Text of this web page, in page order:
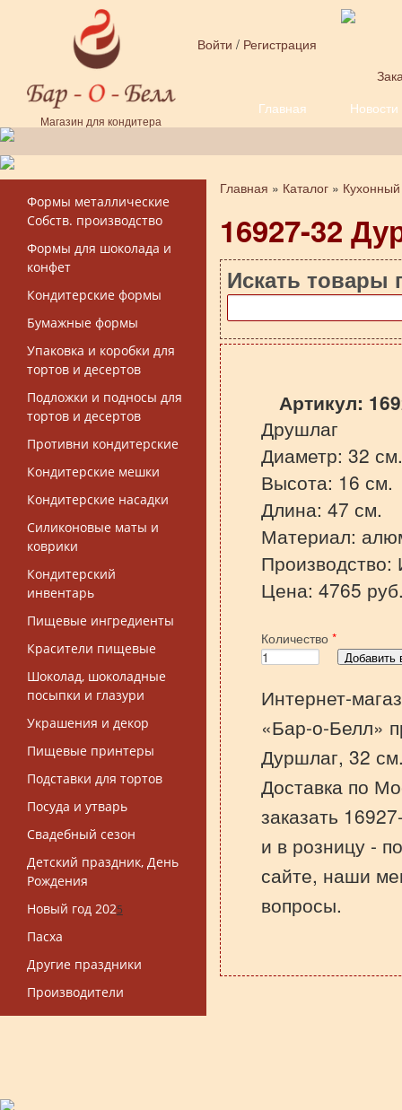
Перейти к основному содержанию
Магазин для кондитера
Войти / Регистрация
Главная
Новости
Форма поиска
Формы металлические
Собств. производство
Формы для шоколада и
конфет
Кондитерские формы
Бумажные формы
Упаковка и коробки для
тортов и десертов
Подложки и подносы для
тортов и десертов
Противни кондитерские
Кондитерские мешки
Кондитерские насадки
Силиконовые маты и
коврики
Кондитерский
инвентарь
Пищевые ингредиенты
Красители пищевые
Шоколад, шоколадные
посыпки и глазури
Украшения и декор
Пищевые принтеры
Подставки для тортов
Посуда и утварь
Свадебный сезон
Детский праздник, День
Рождения
Новый год 2025
Пасха
Другие праздники
Производители
Вы здесь
Главная » Каталог »
16927-32
Искать товары
Артикул:
Друшлаг
Диаметр: 32 см.
Высота: 16 см.
Длина: 47 см.
Материал:
Производство:
Цена: 4765
Количество *
Интернет-
«Бар-о-Белл»
Дуршлаг, 32
Доставка по
заказать
и в розницу -
сайте, наши
вопросы.